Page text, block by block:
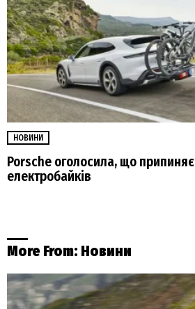
НОВИНИ
Porsche оголосила, що
електробайків
More From: Новини